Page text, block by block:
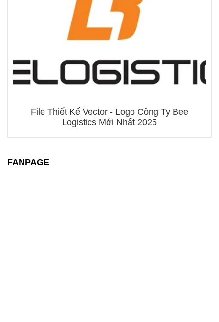
File Thiết Kế Vector - Logo Công Ty Bee
Logistics Mới Nhất 2025
FANPAGE